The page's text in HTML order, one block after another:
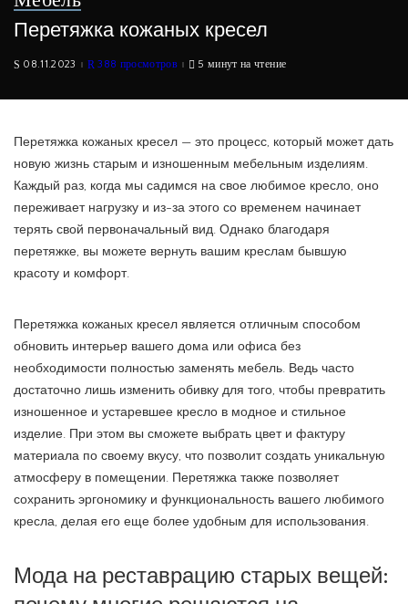
Перетяжка кожаных кресел
08.11.2023 388 просмотров 5 минут на чтение
Перетяжка кожаных кресел — это процесс, который может дать
новую жизнь старым и изношенным мебельным изделиям.
Каждый раз, когда мы садимся на свое любимое кресло, оно
переживает нагрузку и из-за этого со временем начинает
терять свой первоначальный вид. Однако благодаря
перетяжке, вы можете вернуть вашим креслам бывшую
красоту и комфорт.
Перетяжка кожаных кресел является отличным способом
обновить интерьер вашего дома или офиса без
необходимости полностью заменять мебель. Ведь часто
достаточно лишь изменить обивку для того, чтобы превратить
изношенное и устаревшее кресло в модное и стильное
изделие. При этом вы сможете выбрать цвет и фактуру
материала по своему вкусу, что позволит создать уникальную
атмосферу в помещении. Перетяжка также позволяет
сохранить эргономику и функциональность вашего любимого
кресла, делая его еще более удобным для использования.
Мода на реставрацию старых вещей: